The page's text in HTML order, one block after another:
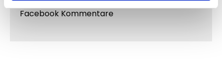
Facebook Kommentare